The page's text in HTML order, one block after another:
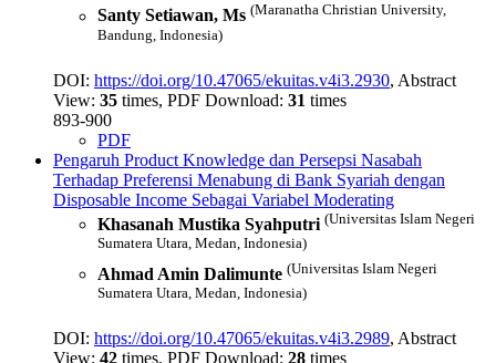
Santy Setiawan, Ms (Maranatha Christian University,
Bandung, Indonesia)
DOI: https://doi.org/10.47065/ekuitas.v4i3.2930, Abstract
View: 35 times, PDF Download: 31 times
893-900
PDF
Pengaruh Product Knowledge dan Persepsi Nasabah
Terhadap Preferensi Menabung di Bank Syariah dengan
Disposable Income Sebagai Variabel Moderating
Khasanah Mustika Syahputri (Universitas Islam Negeri
Sumatera Utara, Medan, Indonesia)
Ahmad Amin Dalimunte (Universitas Islam Negeri
Sumatera Utara, Medan, Indonesia)
DOI: https://doi.org/10.47065/ekuitas.v4i3.2989, Abstract
View: 42 times, PDF Download: 28 times